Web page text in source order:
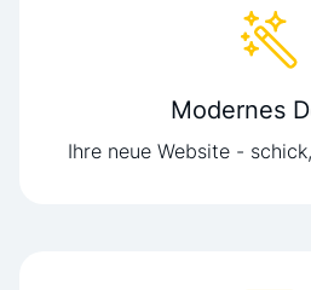
Modernes
Ihre neue Website -